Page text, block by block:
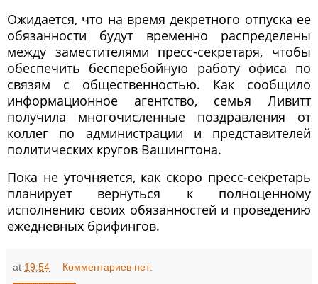
Ожидается, что на время декретного отпуска ее
обязанности будут временно распределены
между заместителями пресс-секретаря, чтобы
обеспечить бесперебойную работу офиса по
связям с общественностью. Как сообщило
информационное агентство, семья Ливитт
получила многочисленные поздравления от
коллег по администрации и представителей
политических кругов Вашингтона.
Пока не уточняется, как скоро пресс-секретарь
планирует вернуться к полноценному
исполнению своих обязанностей и проведению
ежедневных брифингов.
at 19:54 Комментариев нет: